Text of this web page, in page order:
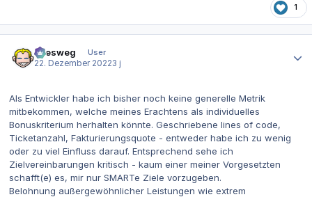
1
allesweg
User
22. Dezember 20223 j
Als Entwickler habe ich bisher noch keine generelle Metrik
mitbekommen, welche meines Erachtens als individuelles
Bonuskriterium herhalten könnte. Geschriebene lines of code,
Ticketanzahl, Fakturierungsquote - entweder habe ich zu wenig
oder zu viel Einfluss darauf. Entsprechend sehe ich
Zielvereinbarungen kritisch - kaum einer meiner Vorgesetzten
schafft(e) es, mir nur SMARTe Ziele vorzugeben.
Belohnung außergewöhnlicher Leistungen wie extrem